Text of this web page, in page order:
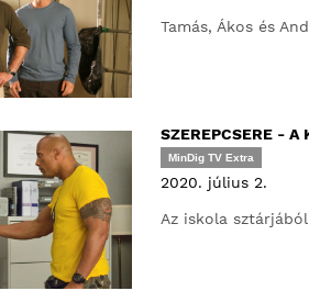
Tamás, Ákos és
SZEREPCSERE - A
MinDig TV Extra
2020. július 2.
Az iskola